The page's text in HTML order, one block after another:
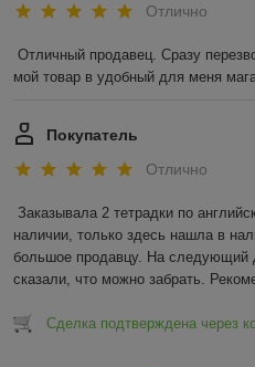
Отлично
Отличный продавец. Сразу
мой товар в удобный для меня
Покупатель
Отлично
Заказывала 2 тетрадки по
наличии, только здесь нашла в
большое продавцу. На следующий
сказали, что можно забрать.
Сделка подтверждена через